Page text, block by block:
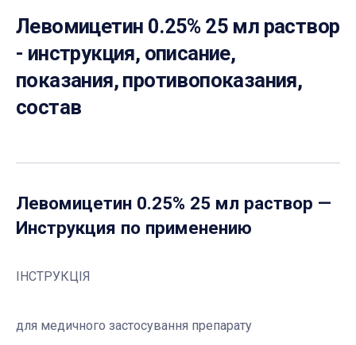
Левомицетин 0.25% 25 мл раствор
- инструкция, описание,
показания, противопоказания,
состав
Левомицетин 0.25% 25 мл раствор —
Инструкция по применению
ІНСТРУКЦІЯ
для медичного застосування препарату